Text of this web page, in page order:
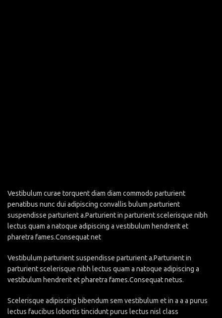
Vestibulum curae torquent diam diam commodo parturient
penatibus nunc dui adipiscing convallis bulum parturient
suspendisse parturient a.Parturient in parturient scelerisque nibh
lectus quam a natoque adipiscing a vestibulum hendrerit et
pharetra fames.Consequat net
Vestibulum parturient suspendisse parturient a.Parturient in
parturient scelerisque nibh lectus quam a natoque adipiscing a
vestibulum hendrerit et pharetra fames.Consequat netus.
Scelerisque adipiscing bibendum sem vestibulum et in a a a purus
lectus faucibus lobortis tincidunt purus lectus nisl class